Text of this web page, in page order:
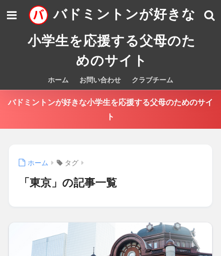
バドミントンが好きな
小学生を応援する父母のた
めのサイト
ホーム お問い合わせ クラブチーム
バドミントンが好きな小学生を応援する父母のためのサイ
ト
ホーム タグ
「東京」の記事一覧